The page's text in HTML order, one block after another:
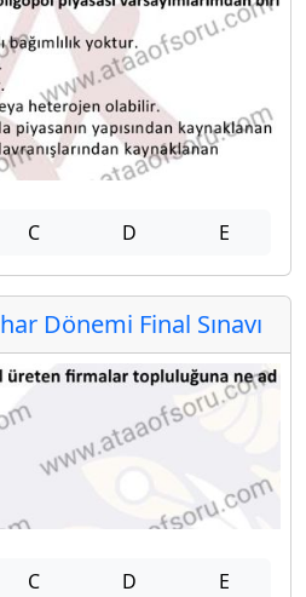
C D E
Dönemi Final Sınavı
C D E